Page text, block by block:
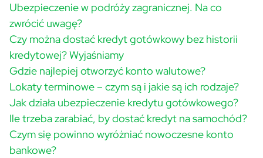
Ubezpieczenie w podróży zagranicznej. Na co
zwrócić uwagę?
Czy można dostać kredyt gotówkowy bez historii
kredytowej? Wyjaśniamy
Gdzie najlepiej otworzyć konto walutowe?
Lokaty terminowe – czym są i jakie są ich rodzaje?
Jak działa ubezpieczenie kredytu gotówkowego?
Ile trzeba zarabiać, by dostać kredyt na samochód?
Czym się powinno wyróżniać nowoczesne konto
bankowe?